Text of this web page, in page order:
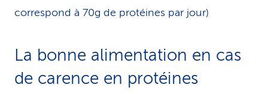
correspond à 70g de protéines par jour)
La bonne alimentation en cas
de carence en protéines